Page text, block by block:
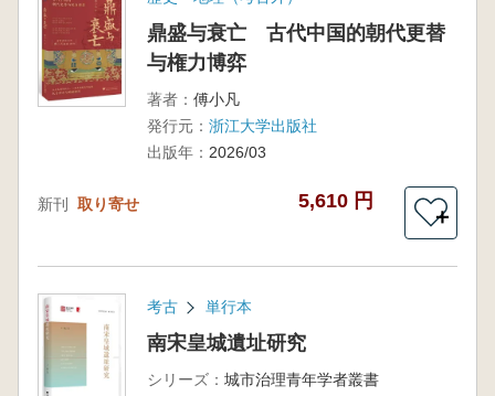
鼎盛与衰亡 古代中国的朝代更替
与権力博弈
著者： 傅小凡
発行元： 浙江大学出版社
出版年： 2026/03
新刊 取り寄せ 5,610 円
＋
考古 単行本
南宋皇城遺址研究
シリーズ： 城市治理青年学者叢書